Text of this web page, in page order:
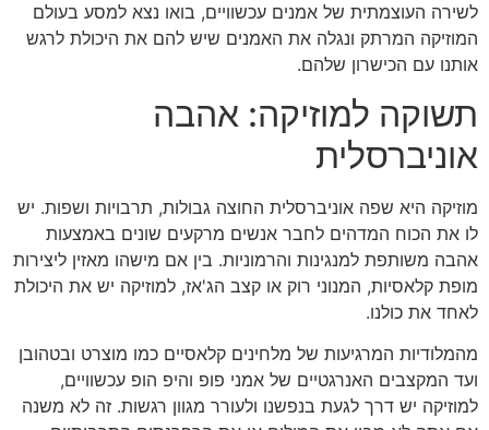
לשירה העוצמתית של אמנים עכשוויים, בואו נצא למסע בעולם
המוזיקה המרתק ונגלה את האמנים שיש להם את היכולת לרגש
אותנו עם הכישרון שלהם.
תשוקה למוזיקה: אהבה
אוניברסלית
מוזיקה היא שפה אוניברסלית החוצה גבולות, תרבויות ושפות. יש
לו את הכוח המדהים לחבר אנשים מרקעים שונים באמצעות
אהבה משותפת למנגינות והרמוניות. בין אם מישהו מאזין ליצירות
מופת קלאסיות, המנוני רוק או קצב הג'אז, למוזיקה יש את היכולת
לאחד את כולנו.
מהמלודיות המרגיעות של מלחינים קלאסיים כמו מוצרט ובטהובן
ועד המקצבים האנרגטיים של אמני פופ והיפ הופ עכשוויים,
למוזיקה יש דרך לגעת בנפשנו ולעורר מגוון רגשות. זה לא משנה